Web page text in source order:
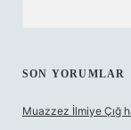
SON YORUMLAR
Muazzez İlmiye Çığ